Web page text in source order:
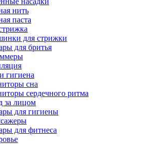
нить
паста
для стрижки
для бритья
гигиена
сна
сердечного ритма
за лицом
для гигиены
для фитнеса